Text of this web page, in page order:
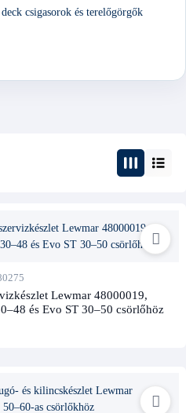
deck csigasorok és terelőgörgők
Lewmar 48000019,
és Evo ST 30–50 csörlőhöz